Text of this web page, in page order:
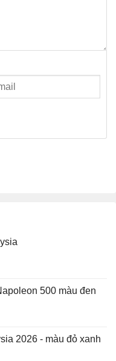
500 màu đen
2026 - màu đỏ xanh